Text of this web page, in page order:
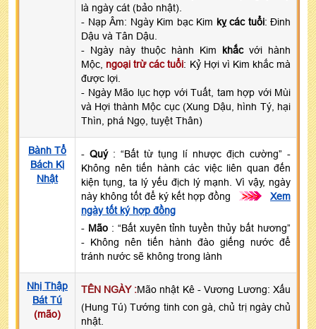
là ngày cát (bảo nhật).
- Nạp Âm: Ngày Kim bạc Kim kỵ các tuổi: Đinh
Dậu và Tân Dậu.
- Ngày này thuộc hành Kim khắcvới hành
Mộc, ngoại trừ các tuổi: Kỷ Hợi vì Kim khắc mà
được lợi.
- Ngày Mão lục hợp với Tuất, tam hợp với Mùi
và Hợi thành Mộc cục (Xung Dậu, hình Tý, hại
Thìn, phá Ngọ, tuyệt Thân)
Bành Tổ
Bách Kị
Nhật
- Quý: “Bất từ tụng lí nhược địch cường” -
Không nên tiến hành các việc liên quan đến
kiện tụng, ta lý yếu địch lý mạnh. Vì vậy, ngày
này không tốt để ký kết hợp đồng
>>>
Xem
ngày tốt ký hợp đồng
- Mão: “Bất xuyên tỉnh tuyền thủy bất hương”
- Không nên tiến hành đào giếng nước để
tránh nước sẽ không trong lành
Nhị Thập
Bát Tú
(mão)
TÊN NGÀY :Mão nhật Kê - Vương Lương: Xấu
(Hung Tú) Tướng tinh con gà, chủ trị ngày chủ
nhật.